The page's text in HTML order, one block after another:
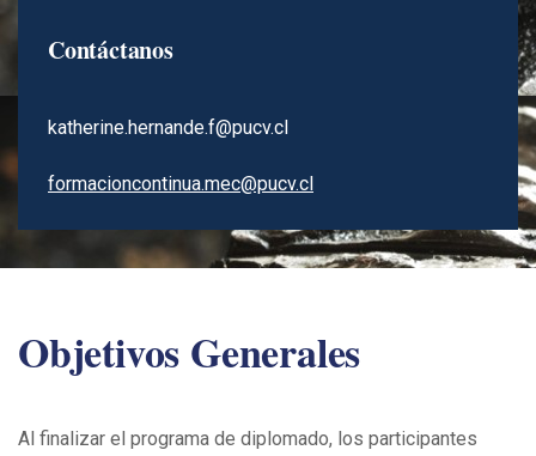
Contáctanos
katherine.hernande.f@pucv.cl
formacioncontinua.mec@pucv.cl
Objetivos Generales
Al finalizar el programa de diplomado, los participantes